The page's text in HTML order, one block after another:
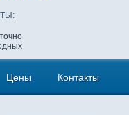
Цены Контакты